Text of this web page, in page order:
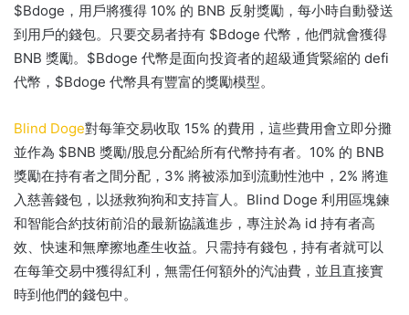
$Bdoge，用戶將獲得 10% 的 BNB 反射獎勵，每小時自動發送
到用戶的錢包。
只要交易者持有 $Bdoge 代幣，他們就會獲得
BNB 獎勵。 $Bdoge 代幣是面向投資者的超級通貨緊縮的 defi
代幣，$Bdoge 代幣具有豐富的獎勵模型。
Blind Doge對每筆交易收取 15% 的費用，這些費用會立即分攤
並作為 $BNB 獎勵/股息分配給所有代幣持有者。 10% 的 BNB
獎勵在持有者之間分配，3% 將被添加到流動性池中，2% 將進
入慈善錢包，以拯救狗狗和支持盲人。 Blind Doge 利用區塊鍊
和智能合約技術前沿的最新協議進步，專注於為 id 持有者高
效、快速和無摩擦地產生收益。
只需持有錢包，持有者就可以
在每筆交易中獲得紅利，無需任何額外的汽油費，並且直接實
時到他們的錢包中。